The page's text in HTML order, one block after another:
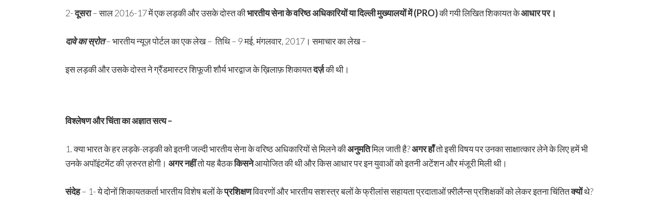
2-दूसरा– साल 2016-17 में एक लड़की और उसके दोस्त कीभारतीय सेना के वरिष्ठ अधिकारियों या दिल्ली मुख्यालयों में (PRO)की गयी लिखित शिकायत केआधार पर।
दावे का स्रोत– भारतीय न्यूज़ पोर्टल का एक लेख – तिथि – 9 मई, मंगलवार, 2017। समाचार का लेख –
इस लड़की और उसके दोस्त ने ग्रैंडमास्टर शिफूजी शौर्य भारद्वाज के ख़िलाफ़ शिकायतदर्ज़की थी।
विश्लेषण और चिंता का अज्ञात सत्य–
1. क्या भारत के हर लड़के-लड़की को इतनी जल्दी भारतीय सेना के वरिष्ठ अधिकारियों से मिलने कीअनुमतिमिल जाती है?अगर हाँतो इसी विषय पर उनका साक्षात्कार लेने के लिए हमें भी
उनके अपॉइंटमेंट की ज़रुरत होगी। अगर नहींतो यह बैठककिसनेआयोजित की थी और किस आधार पर इन युवाओं को इतनी अटेंशन और मंजूरी मिली थी।
संदेह– 1- ये दोनों शिकायतकर्ता भारतीय विशेष बलों केप्रशिक्षणविवरणों और भारतीय सशस्त्र बलों के फ्रीलांस सहायता प्रदाताओं फ़्रीलैन्स प्रशिक्षकों को लेकर इतना चिंतितक्योंथे?